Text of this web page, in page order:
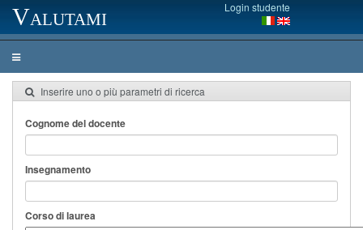
Valutami Login studente
Inserire uno o più parametri di ricerca
Cognome del docente
Insegnamento
Corso di laurea